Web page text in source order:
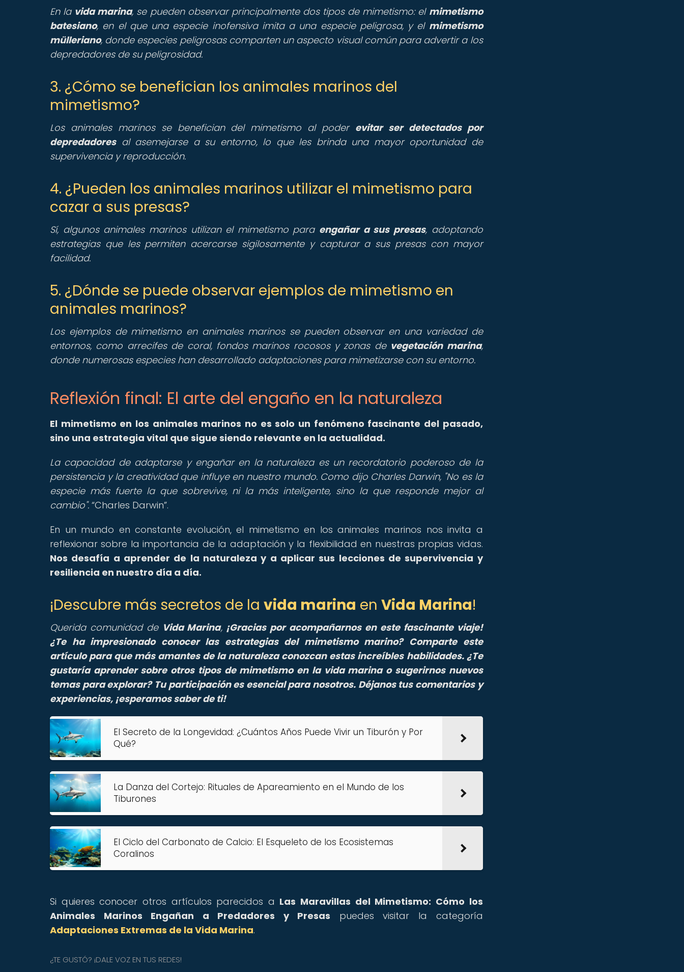
En la vida marina, se pueden observar principalmente dos tipos de mimetismo: el mimetismo
batesiano, en el que una especie inofensiva imita a una especie peligrosa, y el mimetismo
mülleriano, donde especies peligrosas comparten un aspecto visual común para advertir a los
depredadores de su peligrosidad.
3. ¿Cómo se benefician los animales marinos del
mimetismo?
Los animales marinos se benefician del mimetismo al poder evitar ser detectados por
depredadoresal asemejarse a su entorno, lo que les brinda una mayor oportunidad de
supervivencia y reproducción.
4. ¿Pueden los animales marinos utilizar el mimetismo para
cazar a sus presas?
Sí, algunos animales marinos utilizan el mimetismo para engañar a sus presas, adoptando
estrategias que les permiten acercarse sigilosamente y capturar a sus presas con mayor
facilidad.
5. ¿Dónde se puede observar ejemplos de mimetismo en
animales marinos?
Los ejemplos de mimetismo en animales marinos se pueden observar en una variedad de
entornos, como arrecifes de coral, fondos marinos rocosos y zonas de vegetación marina,
donde numerosas especies han desarrollado adaptaciones para mimetizarse con su entorno.
Reflexión final: El arte del engaño en la naturaleza
El mimetismo en los animales marinos no es solo un fenómeno fascinante del pasado,
sino una estrategia vital que sigue siendo relevante en la actualidad.
La capacidad de adaptarse y engañar en la naturaleza es un recordatorio poderoso de la
persistencia y la creatividad que influye en nuestro mundo. Como dijo Charles Darwin, "No es la
especie más fuerte la que sobrevive, ni la más inteligente, sino la que responde mejor al
cambio". Charles Darwin .
En un mundo en constante evolución, el mimetismo en los animales marinos nos invita a
reflexionar sobre la importancia de la adaptación y la flexibilidad en nuestras propias vidas.
Nos desafía a aprender de la naturaleza y a aplicar sus lecciones de supervivencia y
resiliencia en nuestro día a día.
¡Descubre más secretos de la vida marina en Vida Marina!
Querida comunidad de Vida Marina, ¡Gracias por acompañarnos en este fascinante viaje!
¿Te ha impresionado conocer las estrategias del mimetismo marino? Comparte este
artículo para que más amantes de la naturaleza conozcan estas increíbles habilidades. ¿Te
gustaría aprender sobre otros tipos de mimetismo en la vida marina o sugerirnos nuevos
temas para explorar? Tu participación es esencial para nosotros. Déjanos tus comentarios y
experiencias, ¡esperamos saber de ti!
El Secreto de la Longevidad: ¿Cuántos Años Puede Vivir un Tiburón y Por
Qué?
La Danza del Cortejo: Rituales de Apareamiento en el Mundo de los
Tiburones
El Ciclo del Carbonato de Calcio: El Esqueleto de los Ecosistemas
Coralinos
Si quieres conocer otros artículos parecidos a Las Maravillas del Mimetismo: Cómo los
Animales Marinos Engañan a Predadores y Presas puedes visitar la categoría
Adaptaciones Extremas de la Vida Marina.
¿TE GUSTÓ? ¡DALE VOZ EN TUS REDES!